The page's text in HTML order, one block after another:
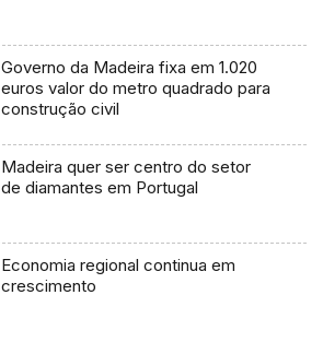
Governo da Madeira fixa em 1.020
euros valor do metro quadrado para
construção civil
Madeira quer ser centro do setor
de diamantes em Portugal
Economia regional continua em
crescimento